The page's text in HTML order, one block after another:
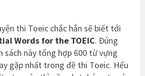
thi Toeic chắc hẳn sẽ biết tới
Words for the TOEIC. Đúng
sách này tổng hợp 600 từ vựng
gặp nhất trong đề thi Toeic. Hểu